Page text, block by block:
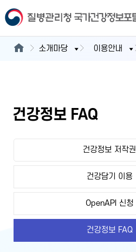
소개마당 이용안내
건강정보 FAQ
건강정보 저작권
건강담기 이용
OpenAPI 신청
건강정보 FAQ